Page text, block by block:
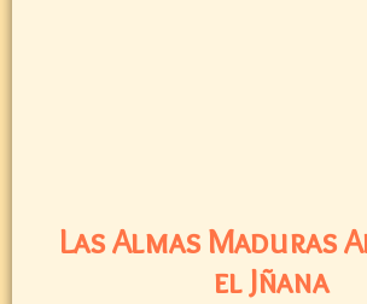
Las Almas Maduras
el Jñana